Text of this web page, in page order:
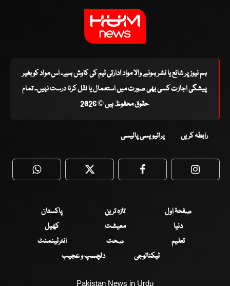
ہم نیوز پر شائع یا نشر ہونے والا مواد ادارتی ٹیم کی کاوش ہے۔ اس مواد کو بغیر
پیشگی اجازت کسی بھی صورت میں استعمال یا نقل کرنا درست نہیں۔ تمام
حقوق محفوظ ہیں © 2026
رابطہ کریں پرائیویسی پالیسی
WhatsApp Twitter Facebook
صفحۂ اول تازہ ترین
پاکستان
دنیا
معیشت
کھیل
تعلیم
صحت
انٹرٹینمنٹ
ٹیکنالوجی
دلچسپ و عجیب
Pakistan News in Urdu